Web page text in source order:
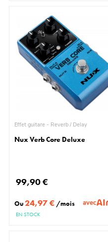
Effet guitare - Reverb / Delay
Nux Verb Core Deluxe
99,90 €
Ou24,97 € /mois avec
EN STOCK